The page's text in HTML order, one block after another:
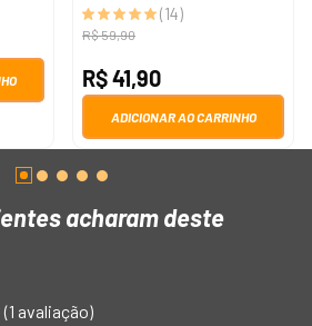
BLACK SKULL
(14)
R$59,90
R$41,90
ADICIONAR AO CARRINHO
clientes
(1 avaliação)